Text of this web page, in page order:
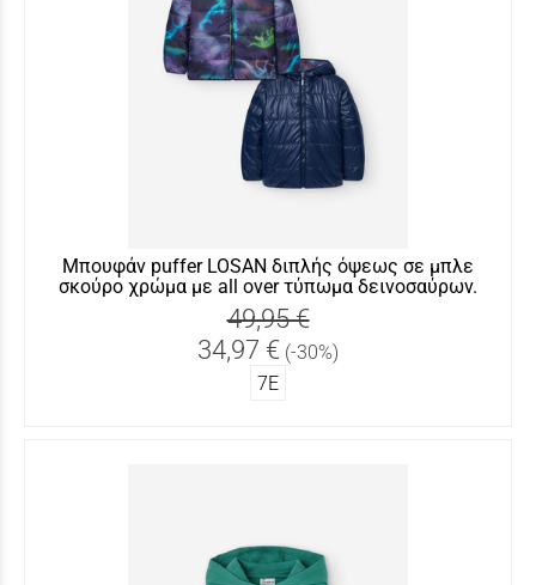
Μπουφάν puffer LOSAN διπλής όψεως σε μπλε
σκούρο χρώμα με all over τύπωμα δεινοσαύρων.
49,95 €
34,97 € (-30%)
7Ε